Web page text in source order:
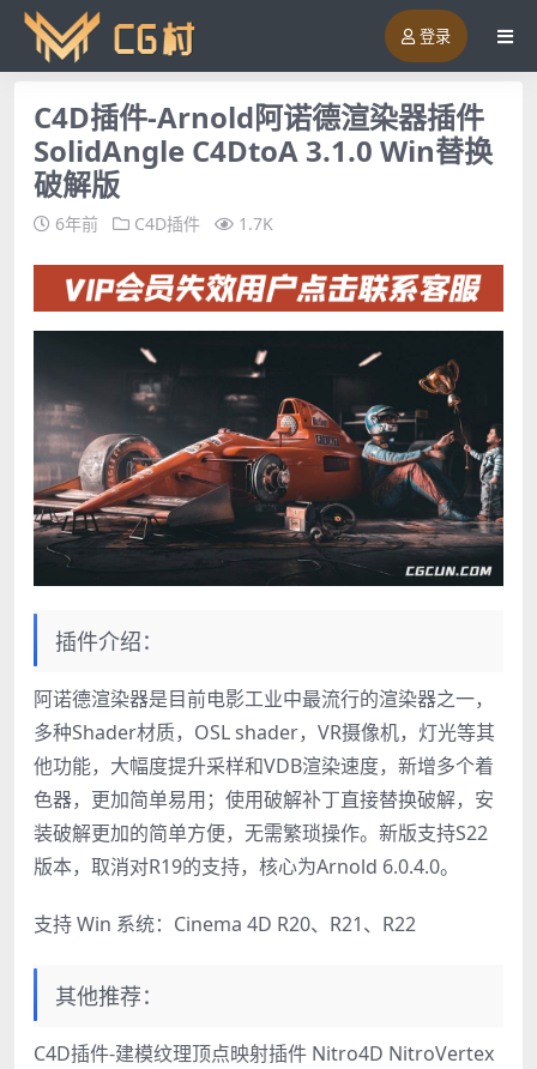
登录
C4D插件-Arnold阿诺德渲染器插件
SolidAngle C4DtoA 3.1.0 Win替换
破解版
6年前 C4D插件 1.7K
插件介绍：
阿诺德渲染器是目前电影工业中最流行的渲染器之一，
多种Shader材质，OSL shader，VR摄像机，灯光等其
他功能，大幅度提升采样和VDB渲染速度，新增多个着
色器，更加简单易用；使用破解补丁直接替换破解，安
装破解更加的简单方便，无需繁琐操作。新版支持S22
版本，取消对R19的支持，核心为Arnold 6.0.4.0。
支持 Win 系统：Cinema 4D R20、R21、R22
其他推荐：
C4D插件-建模纹理顶点映射插件 Nitro4D NitroVertex